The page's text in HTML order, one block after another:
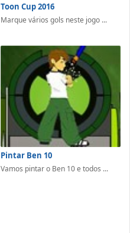
Toon Cup 2016
Marque vários gols neste jogo ...
Pintar Ben 10
Vamos pintar o Ben 10 e todos ...